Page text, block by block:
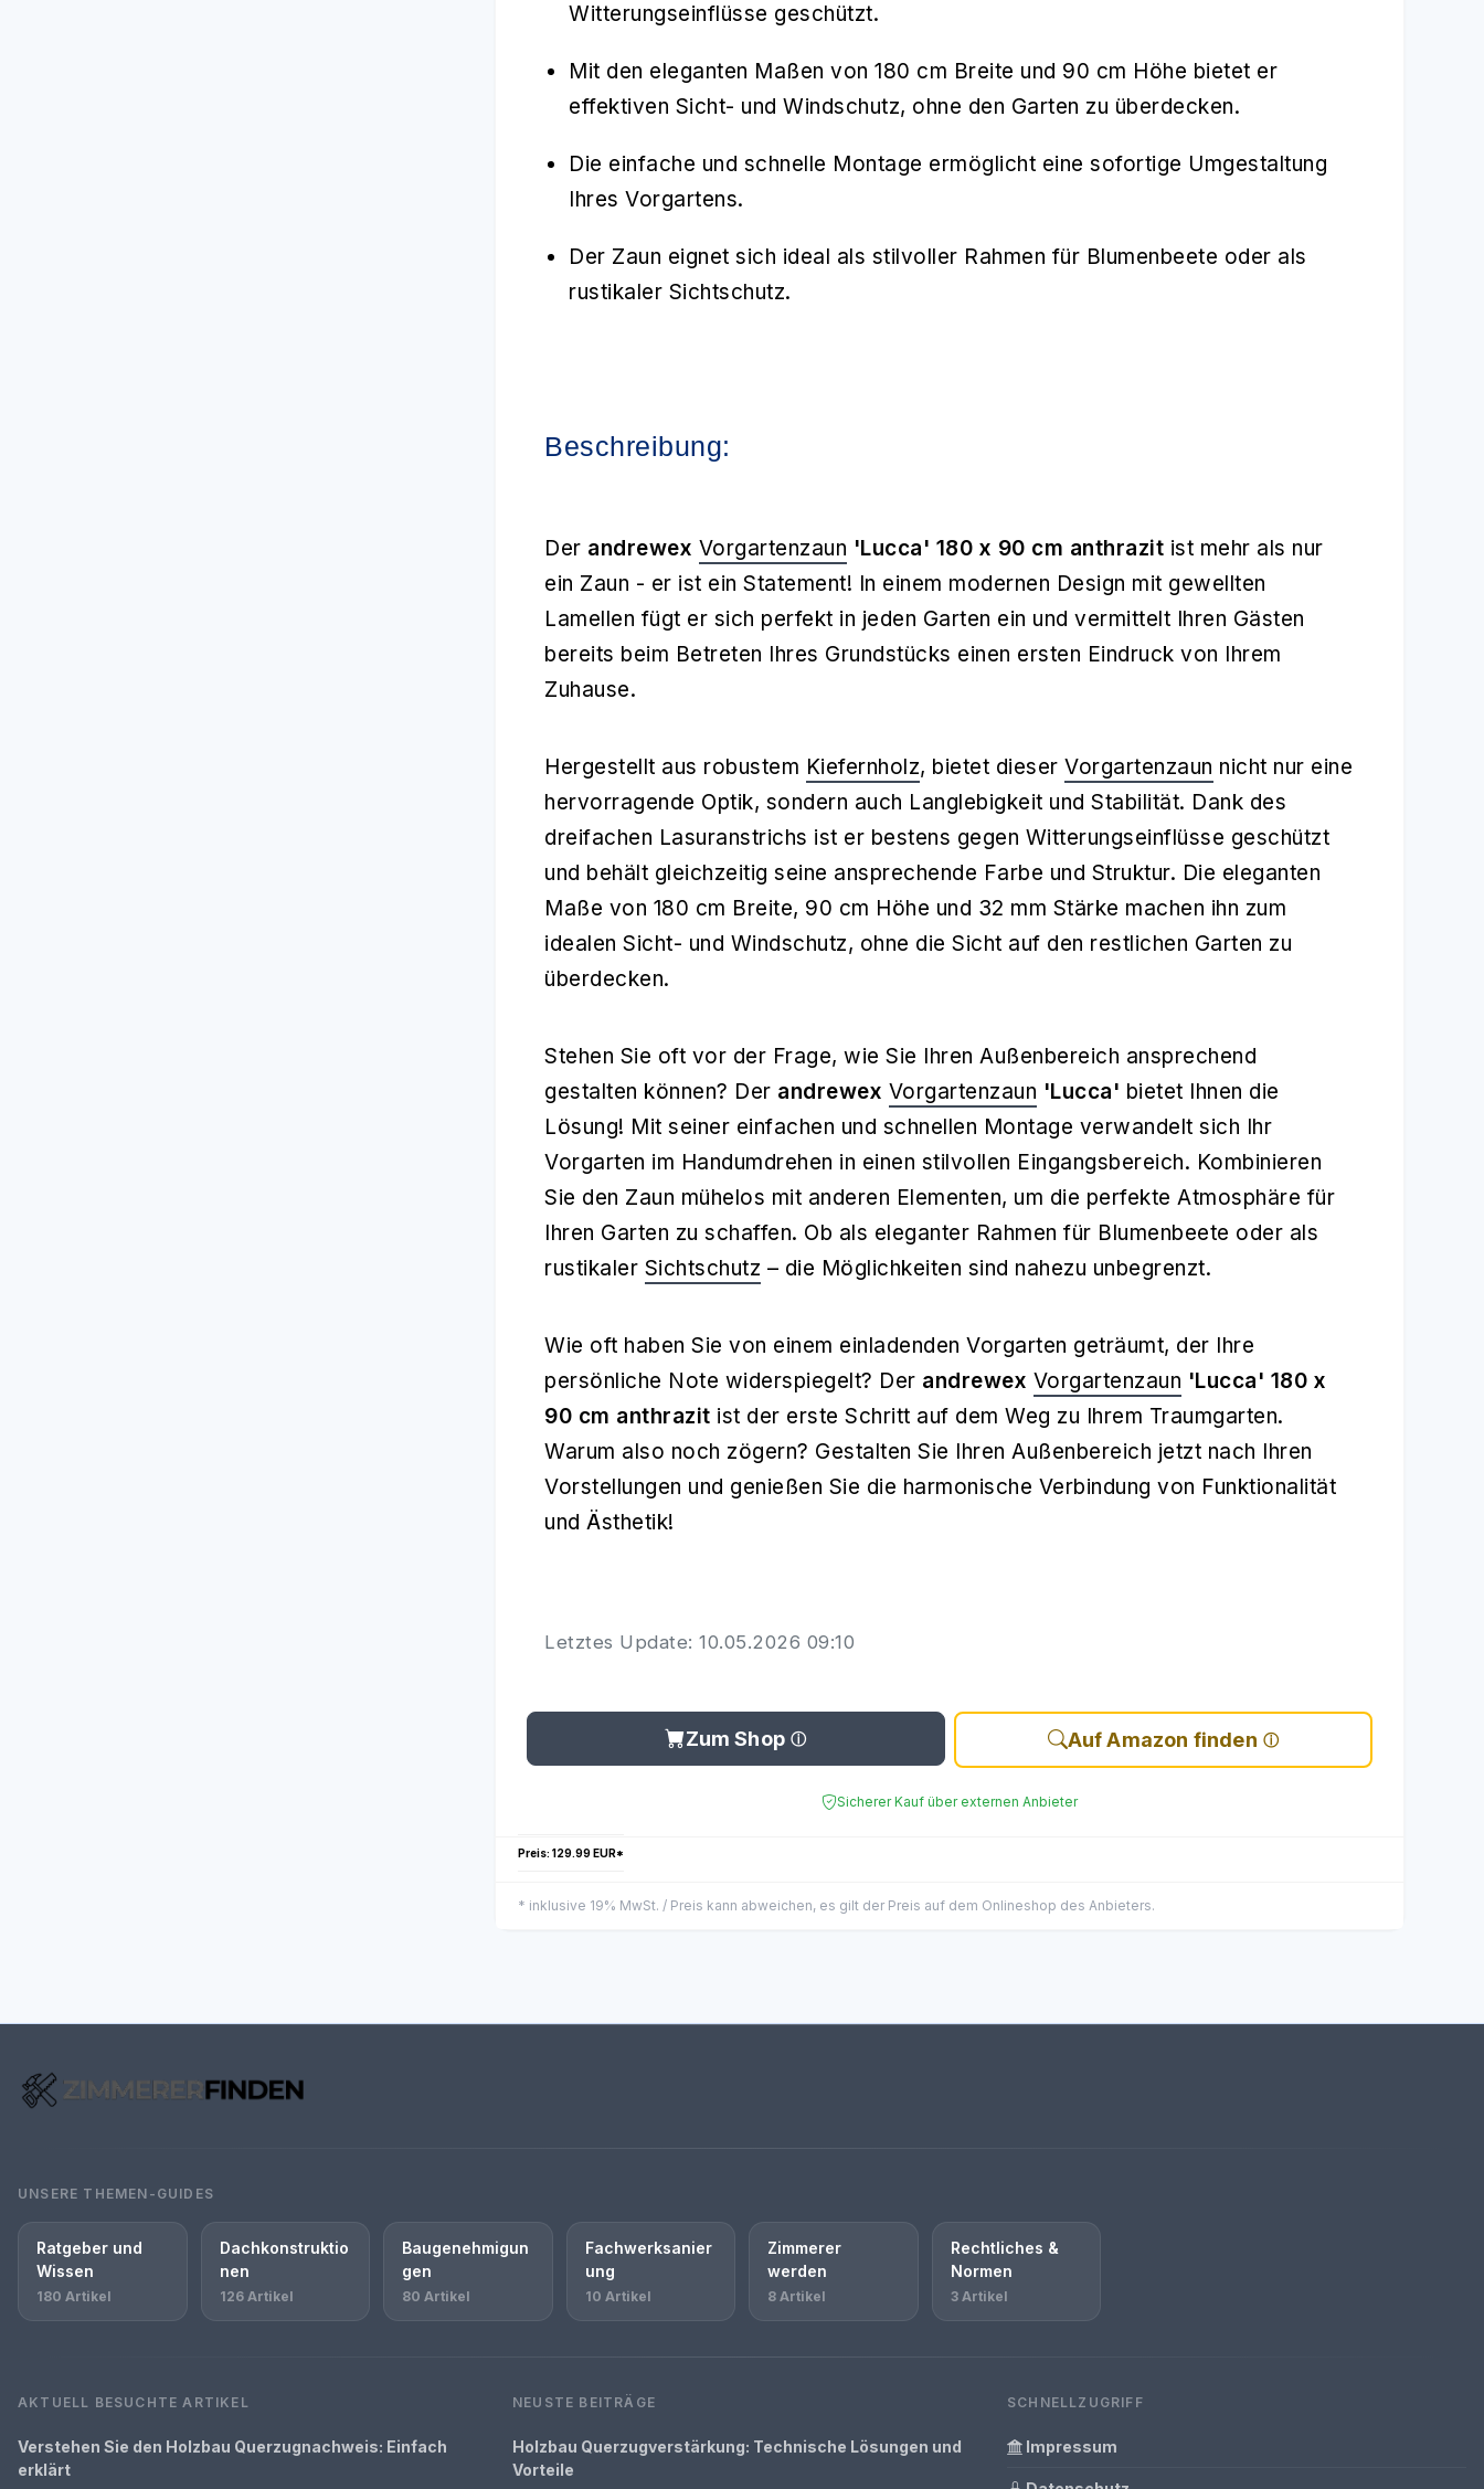
Witterungseinflüsse geschützt.
Mit den eleganten Maßen von 180 cm Breite und 90 cm Höhe bietet er
effektiven Sicht- und Windschutz, ohne den Garten zu überdecken.
Die einfache und schnelle Montage ermöglicht eine sofortige Umgestaltung
Ihres Vorgartens.
Der Zaun eignet sich ideal als stilvoller Rahmen für Blumenbeete oder als
rustikaler Sichtschutz.
Beschreibung:
Der andrewex Vorgartenzaun 'Lucca' 180 x 90 cm anthrazit ist mehr als nur
ein Zaun - er ist ein Statement! In einem modernen Design mit gewellten
Lamellen fügt er sich perfekt in jeden Garten ein und vermittelt Ihren Gästen
bereits beim Betreten Ihres Grundstücks einen ersten Eindruck von Ihrem
Zuhause.
Hergestellt aus robustem Kiefernholz, bietet dieser Vorgartenzaun nicht nur eine
hervorragende Optik, sondern auch Langlebigkeit und Stabilität. Dank des
dreifachen Lasuranstrichs ist er bestens gegen Witterungseinflüsse geschützt
und behält gleichzeitig seine ansprechende Farbe und Struktur. Die eleganten
Maße von 180 cm Breite, 90 cm Höhe und 32 mm Stärke machen ihn zum
idealen Sicht- und Windschutz, ohne die Sicht auf den restlichen Garten zu
überdecken.
Stehen Sie oft vor der Frage, wie Sie Ihren Außenbereich ansprechend
gestalten können? Der andrewex Vorgartenzaun 'Lucca' bietet Ihnen die
Lösung! Mit seiner einfachen und schnellen Montage verwandelt sich Ihr
Vorgarten im Handumdrehen in einen stilvollen Eingangsbereich. Kombinieren
Sie den Zaun mühelos mit anderen Elementen, um die perfekte Atmosphäre für
Ihren Garten zu schaffen. Ob als eleganter Rahmen für Blumenbeete oder als
rustikaler Sichtschutz – die Möglichkeiten sind nahezu unbegrenzt.
Wie oft haben Sie von einem einladenden Vorgarten geträumt, der Ihre
persönliche Note widerspiegelt? Der andrewex Vorgartenzaun 'Lucca' 180 x
90 cm anthrazit ist der erste Schritt auf dem Weg zu Ihrem Traumgarten.
Warum also noch zögern? Gestalten Sie Ihren Außenbereich jetzt nach Ihren
Vorstellungen und genießen Sie die harmonische Verbindung von Funktionalität
und Ästhetik!
Letztes Update: 10.05.2026 09:10
Zum Shop Auf Amazon finden
Sicherer Kauf über externen Anbieter
Preis: 129.99 EUR*
* inklusive 19% MwSt. / Preis kann abweichen, es gilt der Preis auf dem Onlineshop des Anbieters.
UNSERE THEMEN-GUIDES
Ratgeber und
Wissen
180 Artikel
Dachkonstruktio
nen
126 Artikel
Baugenehmigun
gen
80 Artikel
Fachwerksanier
ung
10 Artikel
Zimmerer
werden
8 Artikel
Rechtliches &
Normen
3 Artikel
AKTUELL BESUCHTE ARTIKEL
Verstehen Sie den Holzbau Querzugnachweis: Einfach
erklärt
NEUSTE BEITRÄGE
Holzbau Querzugverstärkung: Technische Lösungen und
Vorteile
SCHNELLZUGRIFF
Impressum